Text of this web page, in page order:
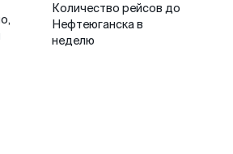
Количество рейсов до
Нефтеюганска в
неделю